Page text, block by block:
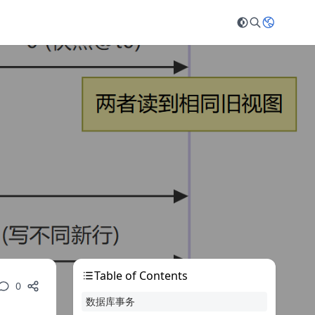
0
Table of Contents
数据库事务